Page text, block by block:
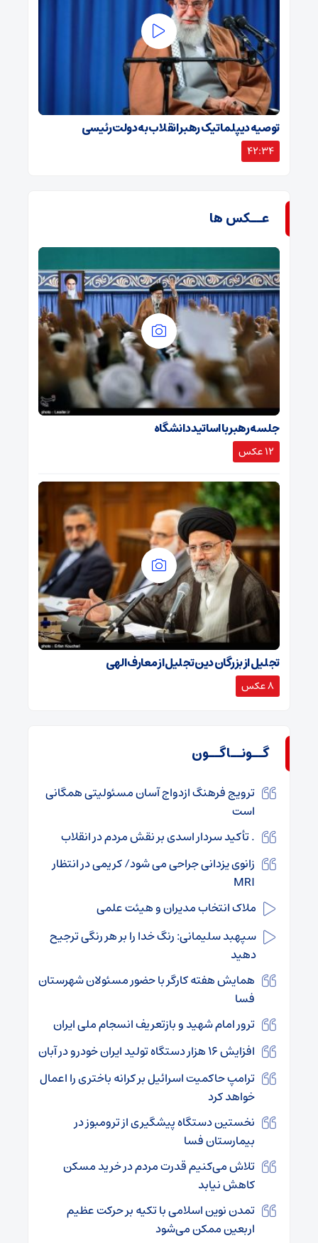
توصیه دیپلماتیک رهبر انقلاب به دولت رئیسی
42:34
عــکس ها
جلسه رهبر با اساتید دانشگاه
12 عکس
تجلیل از بزرگان دین تجلیل از معارف الهی
8 عکس
گــونــاگــون
ترویج فرهنگ ازدواج آسان مسئولیتی همگانی
است
. تأکید سردار اسدی بر نقش مردم در انقلاب
زانوی یزدانی جراحی می شود/ کریمی در انتظار
MRI
ملاک انتخاب مدیران و هیئت علمی
سپهبد سلیمانی: رنگ خدا را بر هر رنگی ترجیح
دهید
همایش هفته کارگر با حضور مسئولان شهرستان
فسا
ترور امام شهید و بازتعریف انسجام ملی ایران
افزایش 16 هزار دستگاه تولید ایران خودرو در آبان
ترامپ حاکمیت اسرائیل بر کرانه باختری را اعمال
خواهد کرد
نخستین دستگاه پیشگیری از ترومبوز در
بیمارستان فسا
تلاش می‌کنیم قدرت مردم در خرید مسکن
کاهش نیابد
تمدن نوین اسلامی با تکیه بر حرکت عظیم
اربعین ممکن می‌شود